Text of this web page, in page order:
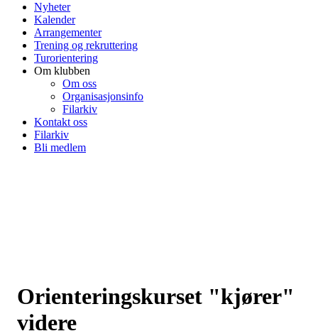
Nyheter
Kalender
Arrangementer
Trening og rekruttering
Turorientering
Om klubben
Om oss
Organisasjonsinfo
Filarkiv
Kontakt oss
Filarkiv
Bli medlem
Orienteringskurset "kjører"
videre